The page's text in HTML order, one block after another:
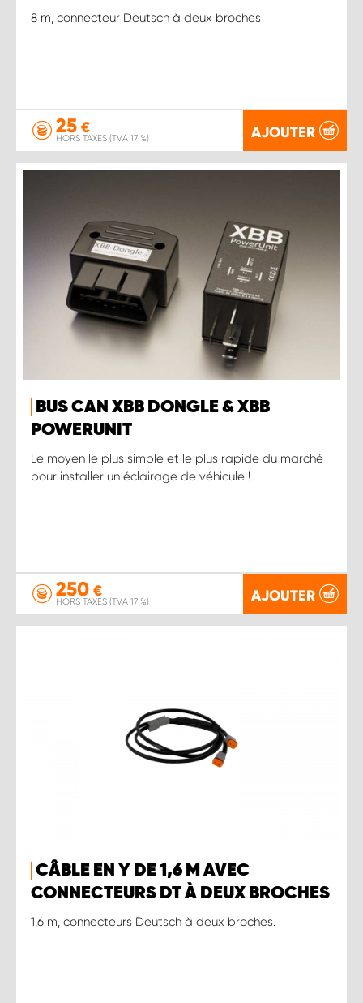
8 m, connecteur Deutsch à deux broches
25 €
HORS TAXES (TVA 17 %) AJOUTER
BUS CAN XBB DONGLE & XBB
POWERUNIT
Le moyen le plus simple et le plus rapide du marché
pour installer un éclairage de véhicule !
250 €
HORS TAXES (TVA 17 %) AJOUTER
CÂBLE EN Y DE 1,6 M AVEC
CONNECTEURS DT À DEUX BROCHES
1,6 m, connecteurs Deutsch à deux broches.